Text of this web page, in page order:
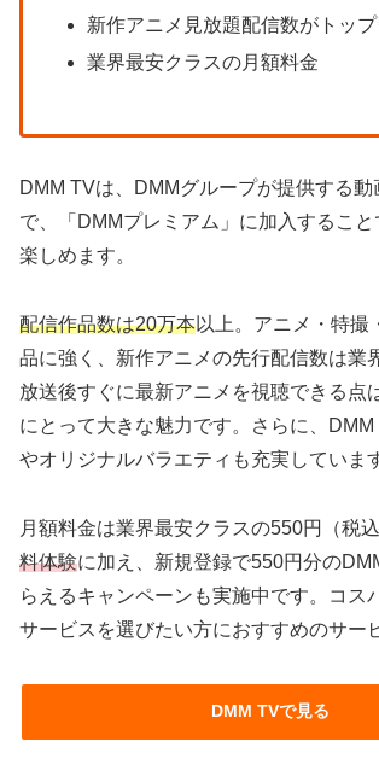
新作アニメ見放題配信数がトッ
業界最安クラスの月額料金
DMM TVは、DMMグループが提供する動
で、「DMMプレミアム」に加入するこ
楽しめます。
配信作品数は20万本以上。アニメ・特撮
品に強く、新作アニメの先行配信数は業
放送後すぐに最新アニメを視聴できる点
にとって大きな魅力です。さらに、
やオリジナルバラエティも充実していま
月額料金は業界最安クラスの550円（税込
料体験に加え、新規登録で550円分の
らえるキャンペーンも実施中です。コス
サービスを選びたい方におすすめのサー
DMM TVで見る